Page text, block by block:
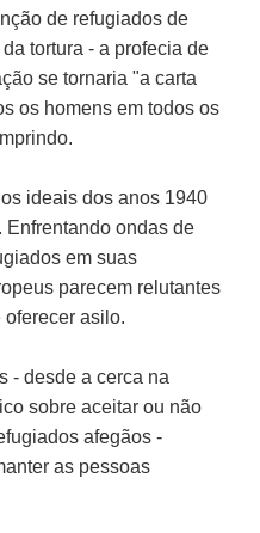
de refugiados de
tortura - a profecia de
se tornaria "a carta
os homens em todos os
ideais dos anos 1940
Enfrentando ondas de
em suas
parecem relutantes
asilo.
- desde a cerca na
sobre aceitar ou não
afegãos -
as pessoas